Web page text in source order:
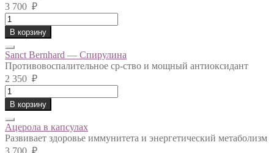
3 700 ₽
Sanct
Bernhard
-
Масло
Криля
quantity
В корзину
Sanct Bernhard — Спирулина
Противовоспалительное ср-ство и мощный антиоксидант
2 350 ₽
Sanct
Bernhard
-
Спирулина
quantity
В корзину
Ацерола в капсулах
Развивает здоровье иммунитета и энергетический метаболизм
3 700 ₽